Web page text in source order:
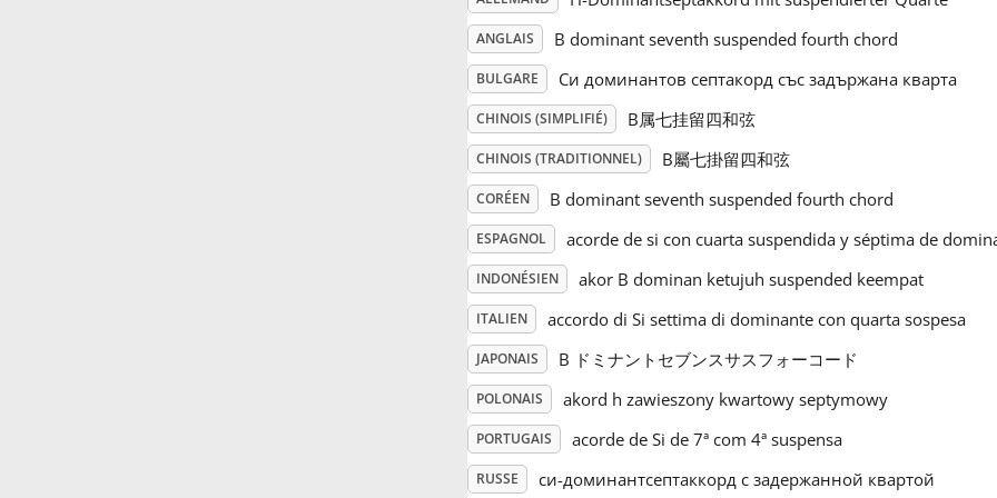
ANGLAIS B dominant seventh suspended fourth chord
BULGARE Си доминантов септакорд със задържана кварта
CHINOIS (SIMPLIFIÉ) B属七挂留四和弦
CHINOIS (TRADITIONNEL) B屬七掛留四和弦
CORÉEN B dominant seventh suspended fourth chord
ESPAGNOL acorde de si con cuarta suspendida y séptima de
INDONÉSIEN akor B dominan ketujuh suspended keempat
ITALIEN accordo di Si settima di dominante con quarta sospesa
JAPONAIS B ドミナントセブンスサスフォーコード
POLONAIS akord h zawieszony kwartowy septymowy
PORTUGAIS acorde de Si de 7ª com 4ª suspensa
RUSSE си-доминантсептаккорд с задержанной квартой